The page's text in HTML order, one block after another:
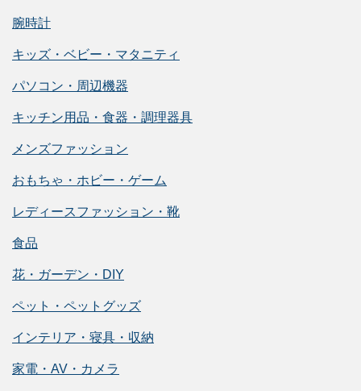
腕時計
キッズ・ベビー・マタニティ
パソコン・周辺機器
キッチン用品・食器・調理器具
メンズファッション
おもちゃ・ホビー・ゲーム
レディースファッション・靴
食品
花・ガーデン・DIY
ペット・ペットグッズ
インテリア・寝具・収納
家電・AV・カメラ